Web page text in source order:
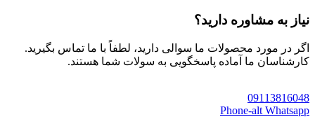
نیاز به مشاوره دارید؟
اگر در مورد محصولات ما سوالی دارید، لطفاً با ما تماس بگیرید.
کارشناسان ما آماده پاسخگویی به سولات شما هستند.
09113816048
Phone-alt Whatsapp